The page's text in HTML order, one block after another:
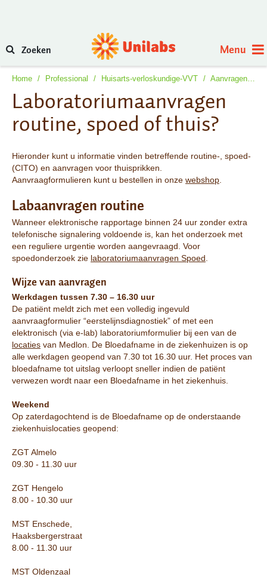
Zoeken Menu
Home / Professional / Huisarts-verloskundige-VVT / Aanvragen-routine-spoed-thuisprikken
Laboratoriumaanvragen
routine, spoed of thuis?
Hieronder kunt u informatie vinden betreffende routine-, spoed-
(CITO) en aanvragen voor thuisprikken.
Aanvraagformulieren kunt u bestellen in onze webshop
Labaanvragen routine
Wanneer elektronische rapportage binnen 24 uur zonder extra
telefonische signalering voldoende is, kan het onderzoek met
een reguliere urgentie worden aangevraagd. Voor
spoedonderzoek zie laboratoriumaanvragen Spoed
Wijze van aanvragen
Werkdagen tussen 7.30 – 16.30 uur
De patiënt meldt zich met een volledig ingevuld
aanvraagformulier “eerstelijnsdiagnostiek” of met een
elektronisch (via e-lab) laboratoriumformulier bij een van de
locaties van Medlon. De Bloedafname in de ziekenhuizen is op
alle werkdagen geopend van 7.30 tot 16.30 uur. Het proces van
bloedafname tot uitslag verloopt sneller indien de patiënt
verwezen wordt naar een Bloedafname in het ziekenhuis.
Weekend
Op zaterdagochtend is de Bloedafname op de onderstaande
ziekenhuislocaties geopend:
ZGT Almelo
09.30 - 11.30 uur
ZGT Hengelo
8.00 - 10.30 uur
MST Enschede,
Haaksbergerstraat
8.00 - 11.30 uur
MST Oldenzaal